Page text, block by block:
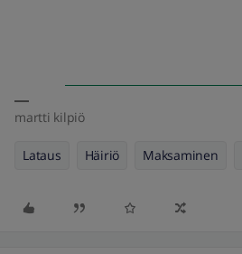
martti kilpiö
Lataus Häiriö Maksaminen